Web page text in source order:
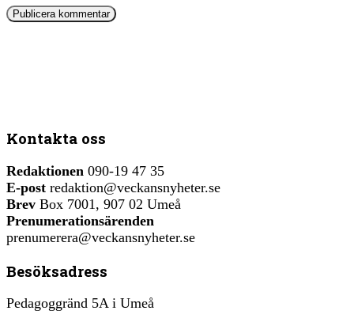
Kontakta oss
Redaktionen 090-19 47 35
E-post redaktion@veckansnyheter.se
Brev Box 7001, 907 02 Umeå
Prenumerationsärenden
prenumerera@veckansnyheter.se
Besöksadress
Pedagoggränd 5A i Umeå